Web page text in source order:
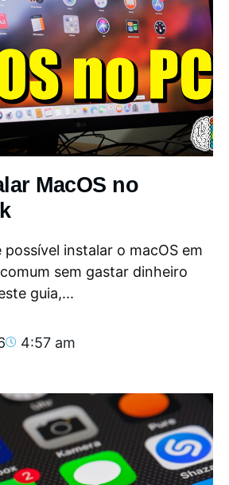
MacOS no
possível instalar o macOS em
sem gastar dinheiro
guia,...
4:57 am